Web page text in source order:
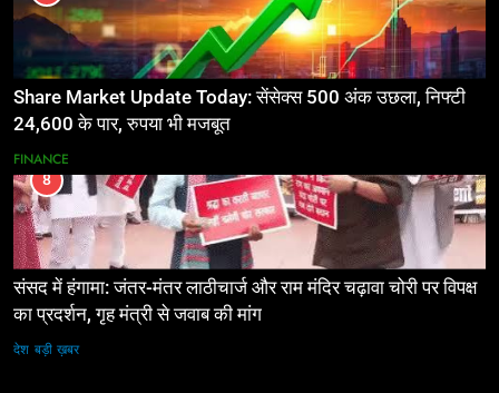
Share Market Update Today: सेंसेक्स 500 अंक उछला, निफ्टी
24,600 के पार, रुपया भी मजबूत
FINANCE
8
संसद में हंगामा: जंतर-मंतर लाठीचार्ज और राम मंदिर चढ़ावा चोरी पर विपक्ष
का प्रदर्शन, गृह मंत्री से जवाब की मांग
देश बड़ी ख़बर